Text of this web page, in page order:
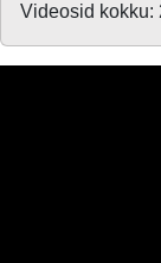
Videosid kokku: